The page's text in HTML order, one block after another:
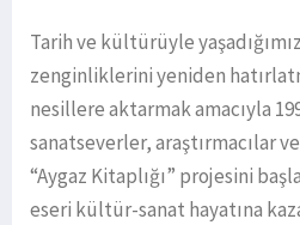
Tarih ve kültürüyle
zenginliklerini yeniden
nesillere aktarmak amacıyla
sanatseverler, araştırmacılar
“Aygaz Kitaplığı” projesini
eseri kültür-sanat hayatına